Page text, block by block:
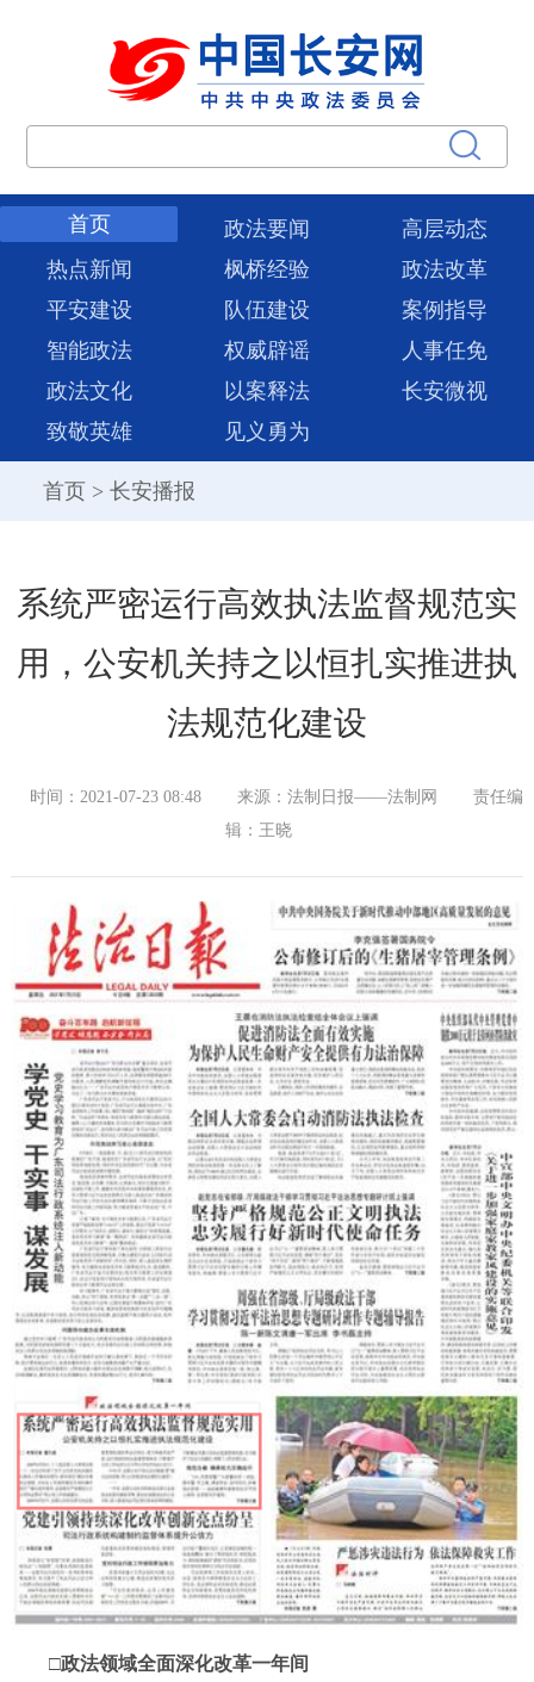
首页 政法要闻
高层动态
热点新闻
枫桥经验
政法改革
平安建设
队伍建设
案例指导
智能政法
权威辟谣
人事任免
政法文化
以案释法
长安微视
致敬英雄
见义勇为
首页 > 长安播报
系统严密运行高效执法监督规范实
用，公安机关持之以恒扎实推进执
法规范化建设
时间：2021-07-23 08:48 来源：法制日报——法制网
责任编
辑：王晓
□政法领域全面深化改革一年间